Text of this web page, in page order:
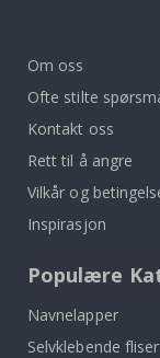
Om oss
Ofte stilte
Kontakt oss
Rett til å angre
Vilkår og
Inspirasjon
Populære
Navnelapper
Selvklebende fliser